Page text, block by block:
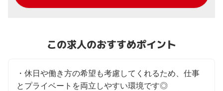
この求人のおすすめポイント
・休日や働き方の希望も考慮してくれるため、仕事
とプライベートを両立しやすい環境です◎